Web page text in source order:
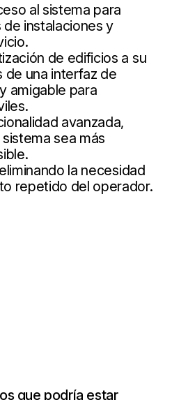
al sistema para
instalaciones y
de edificios a su
de una interfaz de
amigable para
avanzada,
sea más
la necesidad
repetido del operador.
que podría estar